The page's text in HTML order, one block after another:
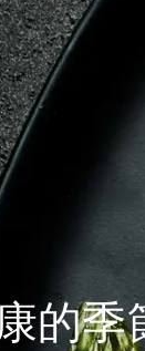
的季